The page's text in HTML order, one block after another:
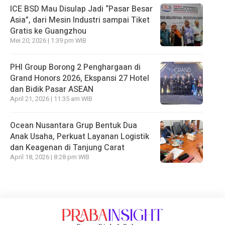
ICE BSD Mau Disulap Jadi “Pasar Besar
Asia”, dari Mesin Industri sampai Tiket
Gratis ke Guangzhou
Mei 20, 2026 | 1:39 pm WIB
PHI Group Borong 2 Penghargaan di
Grand Honors 2026, Ekspansi 27 Hotel
dan Bidik Pasar ASEAN
April 21, 2026 | 11:35 am WIB
Ocean Nusantara Grup Bentuk Dua
Anak Usaha, Perkuat Layanan Logistik
dan Keagenan di Tanjung Carat
April 18, 2026 | 8:28 pm WIB